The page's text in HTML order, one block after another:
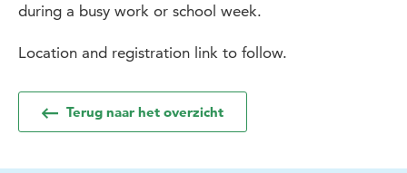
during a busy work or school week.
Location and registration link to follow.
Terug naar het overzicht